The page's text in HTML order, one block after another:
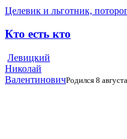
Целевик и льготник,
Кто есть кто
Левицкий
Николай
ВалентиновичРодился 8